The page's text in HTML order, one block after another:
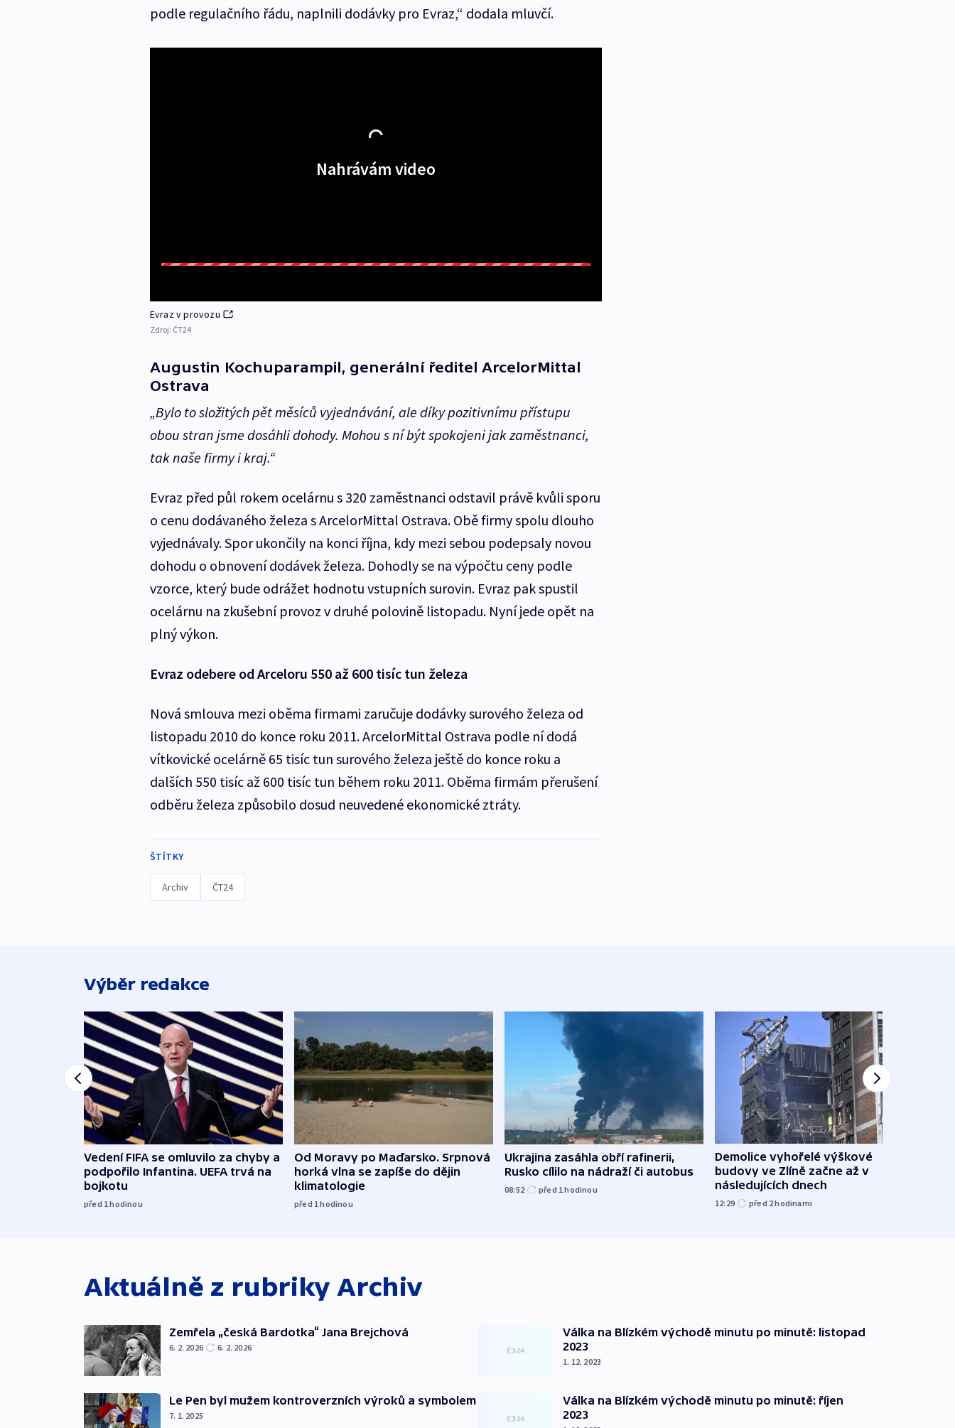
podle regulačního řádu, naplnili dodávky pro Evraz,“ dodala mluvčí.
Nahrávám video
Evraz v provozu
Zdroj: ČT24
Augustin Kochuparampil, generální ředitel ArcelorMittal
Ostrava
„Bylo to složitých pět měsíců vyjednávání, ale díky pozitivnímu přístupu
obou stran jsme dosáhli dohody. Mohou s ní být spokojeni jak zaměstnanci,
tak naše firmy i kraj.“
Evraz před půl rokem ocelárnu s 320 zaměstnanci odstavil právě kvůli sporu
o cenu dodávaného železa s ArcelorMittal Ostrava. Obě firmy spolu dlouho
vyjednávaly. Spor ukončily na konci října, kdy mezi sebou podepsaly novou
dohodu o obnovení dodávek železa. Dohodly se na výpočtu ceny podle
vzorce, který bude odrážet hodnotu vstupních surovin. Evraz pak spustil
ocelárnu na zkušební provoz v druhé polovině listopadu. Nyní jede opět na
plný výkon.
Evraz odebere od Arceloru 550 až 600 tisíc tun železa
Nová smlouva mezi oběma firmami zaručuje dodávky surového železa od
listopadu 2010 do konce roku 2011. ArcelorMittal Ostrava podle ní dodá
vítkovické ocelárně 65 tisíc tun surového železa ještě do konce roku a
dalších 550 tisíc až 600 tisíc tun během roku 2011. Oběma firmám přerušení
odběru železa způsobilo dosud neuvedené ekonomické ztráty.
ŠTÍTKY
Archiv ČT24
Výběr redakce
Vedení FIFA se omluvilo za chyby a
podpořilo Infantina. UEFA trvá na
bojkotu
před 1hodinou
Od Moravy po Maďarsko. Srpnová
horká vlna se zapíše do dějin
klimatologie
před 1hodinou
Ukrajina zasáhla obří rafinerii,
Rusko cílilo na nádraží či autobus
08:52 před 1hodinou
Demolice vyhořelé výškové
budovy ve Zlíně začne až v
následujících dnech
12:29 před 2hodinami
Aktuálně z rubriky Archiv
Zemřela „česká Bardotka“ Jana Brejchová
6. 2. 2026 6. 2. 2026
Le Pen byl mužem kontroverzních výroků a symbolem
7. 1. 2025
Válka na Blízkém východě minutu po minutě: listopad
2023
1. 12. 2023
Válka na Blízkém východě minutu po minutě: říjen
2023